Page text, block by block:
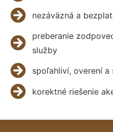
nezáväzná a
preberanie
služby
spoľahliví, overení a
korektné riešenie